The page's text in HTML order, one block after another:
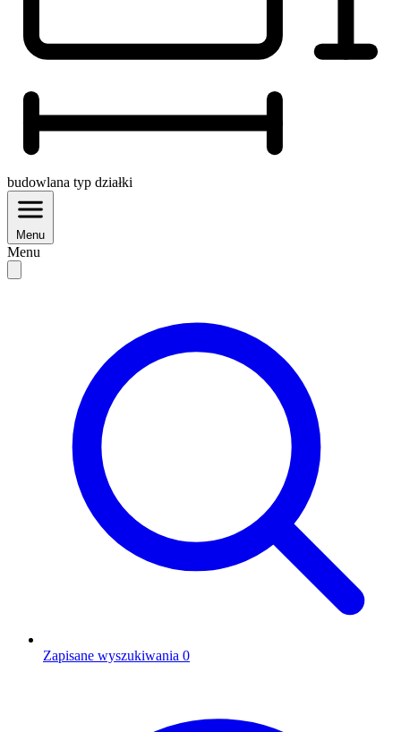
budowlana typ działki
Menu
Menu
Zapisane wyszukiwania 0